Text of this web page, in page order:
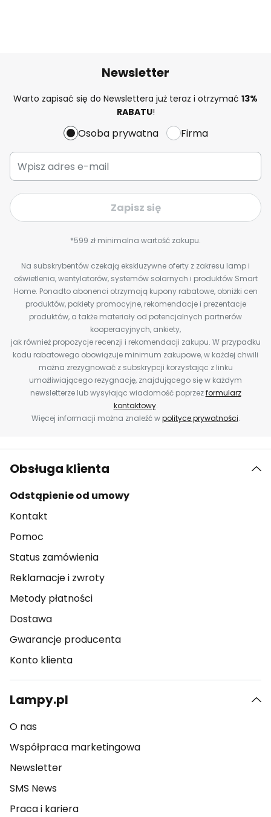
Newsletter
Warto zapisać się do Newslettera już teraz i otrzymać 13%
RABATU!
Osoba prywatna Firma
Zapisz się
*599 zł minimalna wartość zakupu.
Na subskrybentów czekają ekskluzywne oferty z zakresu lamp i
oświetlenia, wentylatorów, systemów solarnych i produktów Smart
Home. Ponadto abonenci otrzymają kupony rabatowe, obniżki cen
produktów, pakiety promocyjne, rekomendacje i prezentacje
produktów, a także materiały od potencjalnych partnerów
kooperacyjnych, ankiety,
jak również propozycje recenzji i rekomendacji zakupu. W przypadku
kodu rabatowego obowiązuje minimum zakupowe, w każdej chwili
można zrezygnować z subskrypcji korzystając z linku
umożliwiającego rezygnację, znajdującego się w każdym
newsletterze lub wysyłając wiadomość poprzezformularz
kontaktowy.
Więcej informacji można znaleźć wpolityce prywatności.
Obsługa klienta
Odstąpienie od umowy
Kontakt
Pomoc
Status zamówienia
Reklamacje i zwroty
Metody płatności
Dostawa
Gwarancje producenta
Konto klienta
Lampy.pl
O nas
Współpraca marketingowa
Newsletter
SMS News
Praca i kariera